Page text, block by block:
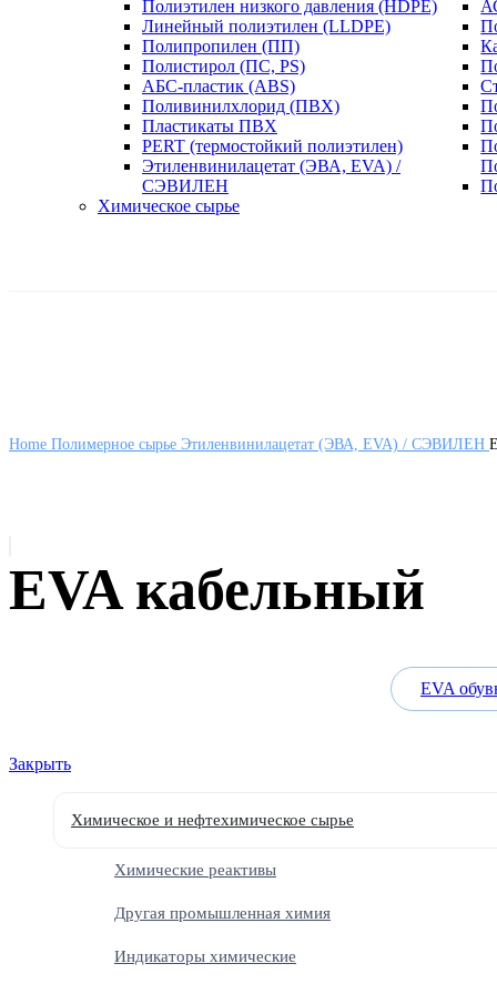
Полиэтилен низкого давления (HDPE)
Линейный полиэтилен (LLDPE)
Полипропилен (ПП)
Полистирол (ПС, PS)
АБС-пластик (ABS)
Поливинилхлорид (ПВХ)
Пластикаты ПВХ
PERT (термостойкий полиэтилен)
Этиленвинилацетат (ЭВА, EVA) /
СЭВИЛЕН
Химическое сырье
Home Полимерное сырье Этиленвинилацетат (ЭВА, EVA) / СЭВИЛЕН
EVA кабельный
EVA
Закрыть
Химическое и нефтехимическое сырье
Химические реактивы
Другая промышленная химия
Индикаторы химические